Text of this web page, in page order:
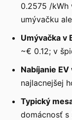
0.2575 /
umývačku
Umývačka v
~€ 0.12; v
Nabíjanie EV
najlacnejšej
Typický
domácnosť